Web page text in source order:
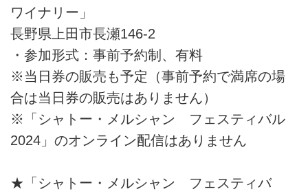
ワイナリー」
長野県上田市長瀬146-2
・参加形式：事前予約制、有料
※当日券の販売も予定（事前予約で満席の場
合は当日券の販売はありません）
※「シャトー・メルシャン フェスティバル
2024」のオンライン配信はありません
★「シャトー・メルシャン フェスティバ